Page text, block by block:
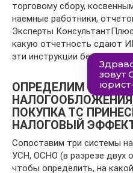
торговому сбору,
наемные работники,
Эксперты
какую отчетность сдают
эти инструкции бесплатно.
ОПРЕДЕЛИМ
ПОКУПКА ТС
НАЛОГОВЫЙ
Сопоставим три системы
УСН, ОСНО (в разрезе двух
чтобы определить, на